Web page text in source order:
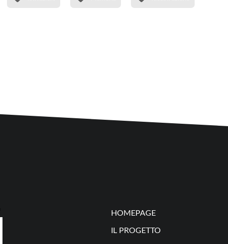
HOMEPAGE
IL PROGETTO